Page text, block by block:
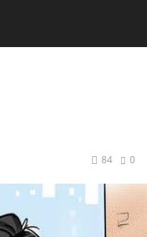
0
84